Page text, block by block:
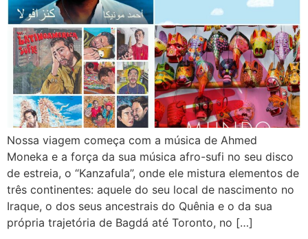
Nossa viagem começa com a música de Ahmed
Moneka e a força da sua música afro-sufi no seu disco
de estreia, o “Kanzafula”, onde ele mistura elementos de
três continentes: aquele do seu local de nascimento no
Iraque, o dos seus ancestrais do Quênia e o da sua
própria trajetória de Bagdá até Toronto, no […]